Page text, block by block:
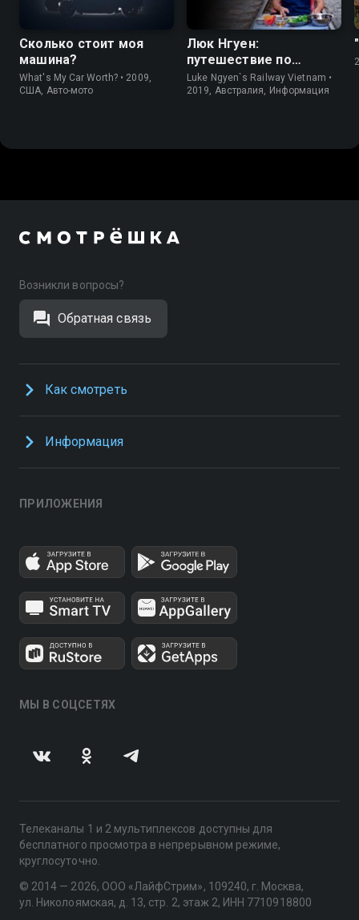
Сколько стоит моя
машина?
What's My Car Worth? • 2009,
США, Авто-мото
Люк Нгуен:
путешествие по
Вьетнаму
Luke Ngyen`s Railway Vietnam •
2019, Австралия, Информация
Возникли вопросы?
Обратная связь
Как смотреть
Информация
ПРИЛОЖЕНИЯ
МЫ В СОЦСЕТЯХ
Телеканалы 1 и 2 мультиплексов доступны для
бесплатного просмотра в непрерывном режиме,
круглосуточно.
© 2014 — 2026, ООО «ЛайфСтрим», 109240, г. Москва,
ул. Николоямская, д. 13, стр. 2, этаж 2, ИНН 7710918800